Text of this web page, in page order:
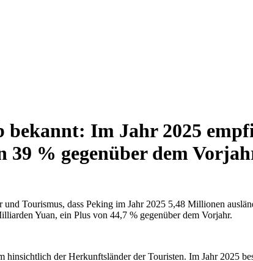
Im Jahr 2025
39 % gegenüber dem
Tourismus, dass Peking im Jahr 2025 5,48 Millionen
Yuan, ein Plus von 44,7 % gegenüber dem Vorjahr.
der Herkunftsländer der Touristen. Im Jahr 2025